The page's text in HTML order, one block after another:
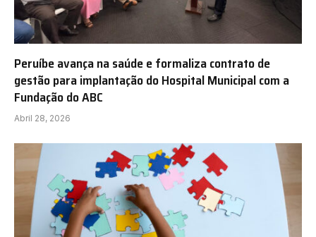
Peruíbe avança na saúde e formaliza contrato de
gestão para implantação do Hospital Municipal com a
Fundação do ABC
Abril 28, 2026